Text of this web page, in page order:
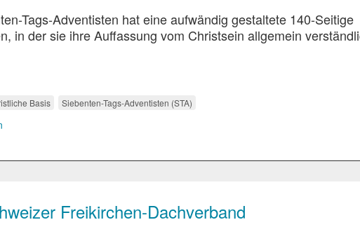
Tags-Adventisten hat eine aufwändig gestaltete 140-Seitige
in der sie ihre Auffassung vom Christsein allgemein
Basis Siebenten-Tags-Adventisten (STA)
Freikirchen-Dachverband